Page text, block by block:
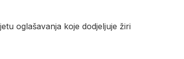
oglašavanja koje dodjeljuje žiri